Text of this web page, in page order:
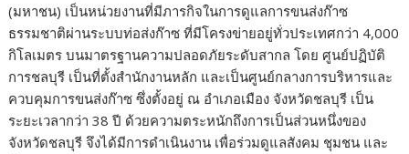
(มหาชน) เป็นหน่วยงานที่มีภารกิจในการดูแลการขนส่งก๊าซ
ธรรมชาติผ่านระบบท่อส่งก๊าซ ที่มีโครงข่ายอยู่ทั่วประเทศกว่า 4,000
กิโลเมตร บนมาตรฐานความปลอดภัยระดับสากล โดย ศูนย์ปฏิบัติ
การชลบุรี เป็นที่ตั้งสำนักงานหลัก และเป็นศูนย์กลางการบริหารและ
ควบคุมการขนส่งก๊าซ ซึ่งตั้งอยู่ ณ อำเภอเมือง จังหวัดชลบุรี เป็น
ระยะเวลากว่า 38 ปี ด้วยความตระหนักถึงการเป็นส่วนหนึ่งของ
จังหวัดชลบุรี จึงได้มีการดำเนินงาน เพื่อร่วมดูแลสังคม ชุมชน และ